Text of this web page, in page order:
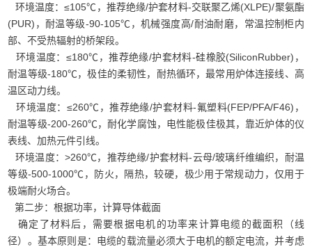
环境温度：≤105℃，推荐绝缘/护套材料-交联聚乙烯(XLPE)/聚氨酯
(PUR)，耐温等级-90-105℃，机械强度高/耐油耐磨，常温控制柜内
部、不受热辐射的桥架段。
环境温度：≤180℃，推荐绝缘/护套材料-硅橡胶(SiliconRubber)，
耐温等级-180℃，极佳的柔韧性，耐热循环，最常用炉体连接线、高
温区动力线。
环境温度：≤260℃，推荐绝缘/护套材料-氟塑料(FEP/PFA/F46)，
耐温等级-200-260℃，耐化学腐蚀，电性能极佳极其，靠近炉体的仪
表线、加热元件引线。
环境温度：>260℃，推荐绝缘/护套材料-云母/玻璃纤维编织，耐温
等级-500-1000℃，防火，隔热，较硬，极少用于常规动力，仅用于
极端耐火场合。
第二步：根据功率，计算导体截面
确定了材料后，需要根据电机的功率来计算电缆的截面积（线
径）。基本原则是：电缆的载流量必须大于电机的额定电流，并考虑